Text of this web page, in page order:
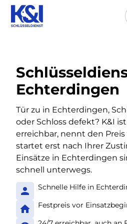
Echterdingen
Tür zu in Echterdingen,
oder Schloss defekt? K&I
erreichbar, nennt den
startet erst nach Ihrer
Einsätze in Echterdingen
schnell unterwegs.
Schnelle Hilfe in
Festpreis vor